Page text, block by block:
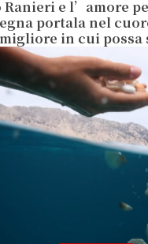
Ranieri e l’amore
portala nel
migliore in cui possa